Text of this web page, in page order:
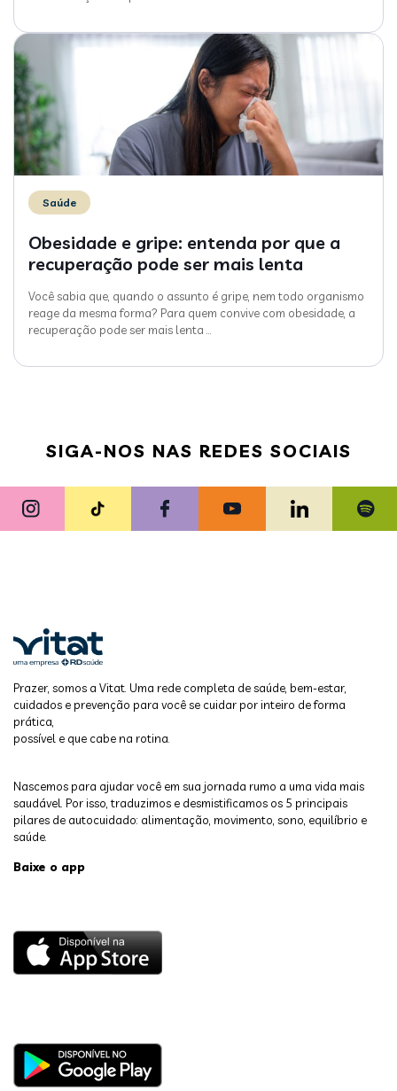
Saúde
Obesidade e gripe: entenda por que a
recuperação pode ser mais lenta
Você sabia que, quando o assunto é gripe, nem todo organismo
reage da mesma forma? Para quem convive com obesidade, a
recuperação pode ser mais lenta
SIGA-NOS NAS REDES SOCIAIS
Prazer, somos a Vitat. Uma rede completa de saúde, bem-estar,
cuidados e prevenção para você se cuidar por inteiro de forma
prática,
possível e que cabe na rotina.
Nascemos para ajudar você em sua jornada rumo a uma vida mais
saudável. Por isso, traduzimos e desmistificamos os 5 principais
pilares de autocuidado: alimentação, movimento, sono, equilíbrio e
saúde.
Baixe o app